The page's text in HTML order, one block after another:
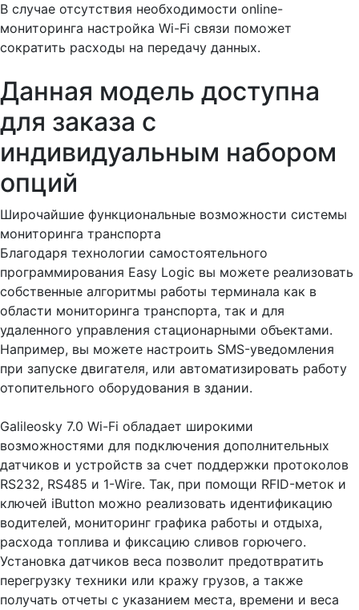
В случае отсутствия необходимости online-
мониторинга настройка Wi-Fi связи поможет
сократить расходы на передачу данных.
Данная модель доступна
для заказа с
индивидуальным набором
опций
Широчайшие функциональные возможности системы
мониторинга транспорта
Благодаря технологии самостоятельного
программирования Easy Logic вы можете реализовать
собственные алгоритмы работы терминала как в
области мониторинга транспорта, так и для
удаленного управления стационарными объектами.
Например, вы можете настроить SMS-уведомления
при запуске двигателя, или автоматизировать работу
отопительного оборудования в здании.
Galileosky 7.0 Wi-Fi обладает широкими
возможностями для подключения дополнительных
датчиков и устройств за счет поддержки протоколов
RS232, RS485 и 1-Wire. Так, при помощи RFID-меток и
ключей iButton можно реализовать идентификацию
водителей, мониторинг графика работы и отдыха,
расхода топлива и фиксацию сливов горючего.
Установка датчиков веса позволит предотвратить
перегрузку техники или кражу грузов, а также
получать отчеты с указанием места, времени и веса